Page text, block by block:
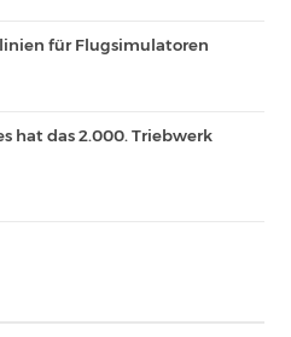
für Flugsimulatoren
hat das 2.000. Triebwerk